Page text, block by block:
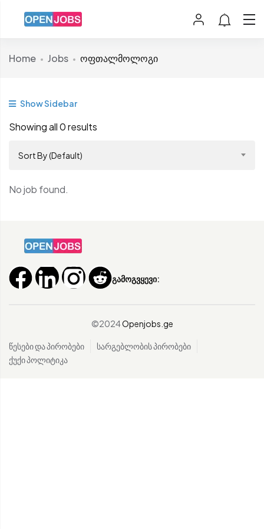
Home Jobs ოფთალმოლოგი
Show Sidebar
Showing all 0 results
Sort By (Default)
No job found.
გამოგვყევი:
©2024Openjobs.ge
წესები და პირობები
სარგებლობის პირობები
ქუქი პოლიტიკა